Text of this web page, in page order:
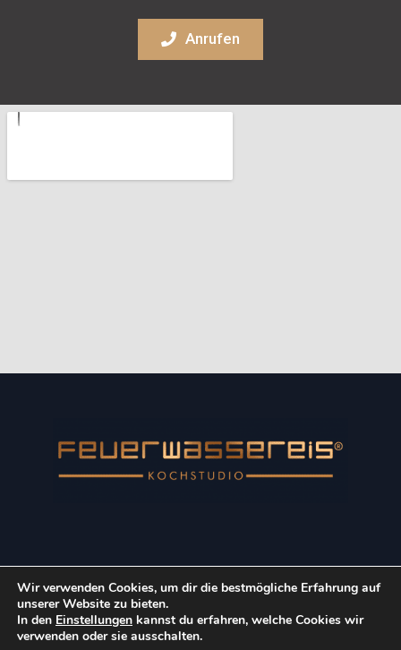
Anrufen
Copyright © 2022 Kulinarik-Event GmbH. Alle Rechte
vorbehalten.
Impressum Datenschutz
Wir verwenden Cookies, um dir die bestmögliche Erfahrung auf
unserer Website zu bieten.
In den Einstellungen kannst du erfahren, welche Cookies wir
verwenden oder sie ausschalten.